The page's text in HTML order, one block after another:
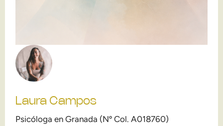
Laura Campos
Psicóloga en Granada (Nº Col. A018760)